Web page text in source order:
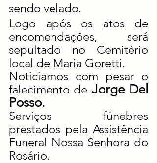
sendo velado.
Logo após os atos de
encomendações, será
sepultado no Cemitério
local de Maria Goretti.
Noticiamos com pesar o
falecimento de Jorge Del
Posso.
Serviços fúnebres
prestados pela Assistência
Funeral Nossa Senhora do
Rosário.